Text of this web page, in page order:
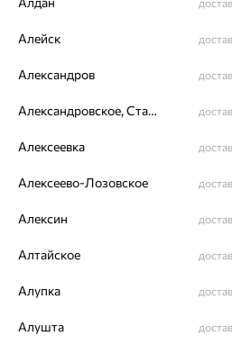
4 платежа по 14 768₽
Нужна помощь
Вес:5.66 — 6.1
Цвет металла:Красный
Страна происхождения:
РОССИЯ
Виды дизайна браслетов:
Доставка и оплата
Алейск
Александров
Александровское, Ставропольский край
Алексеевка
Алексеево-Лозовское
Алексин
Алтайское
Алупка
Алушта